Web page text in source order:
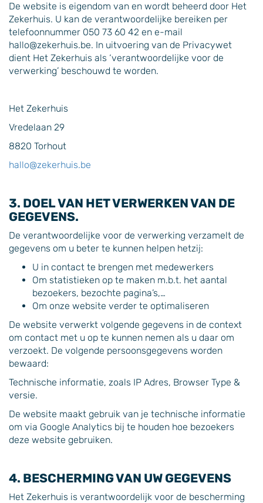
De website is eigendom van en wordt beheerd door Het
Zekerhuis. U kan de verantwoordelijke bereiken per
telefoonnummer 050 73 60 42 en e-mail
hallo@zekerhuis.be. In uitvoering van de Privacywet
dient Het Zekerhuis als ‘verantwoordelijke voor de
verwerking’ beschouwd te worden.
Het Zekerhuis
Vredelaan 29
8820 Torhout
hallo@zekerhuis.be
3. DOEL VAN HET VERWERKEN VAN DE
GEGEVENS.
De verantwoordelijke voor de verwerking verzamelt de
gegevens om u beter te kunnen helpen hetzij:
U in contact te brengen met medewerkers
Om statistieken op te maken m.b.t. het aantal
bezoekers, bezochte pagina’s,…
Om onze website verder te optimaliseren
De website verwerkt volgende gegevens in de context
om contact met u op te kunnen nemen als u daar om
verzoekt. De volgende persoonsgegevens worden
bewaard:
Technische informatie, zoals IP Adres, Browser Type &
versie.
De website maakt gebruik van je technische informatie
om via Google Analytics bij te houden hoe bezoekers
deze website gebruiken.
4. BESCHERMING VAN UW GEGEVENS
Het Zekerhuis is verantwoordelijk voor de bescherming